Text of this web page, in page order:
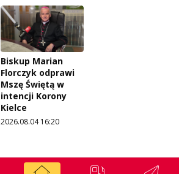
Biskup Marian
Florczyk odprawi
Mszę Świętą w
intencji Korony
Kielce
2026.08.04 16:20